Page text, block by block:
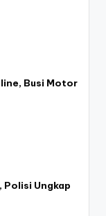
Busi Motor
Polisi Ungkap